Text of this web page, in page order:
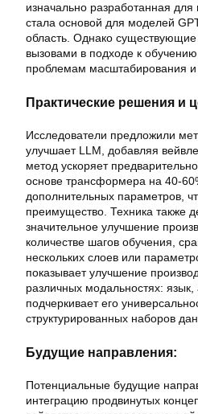
изначально разработанная
стала основой для моделей
область. Однако существующие
вызовами в подходе к
проблемам масштабирования
Практические решения и
Исследователи предложили
улучшает LLM, добавляя
метод ускоряет
основе трансформера на 40-
дополнительных параметров,
преимущество. Техника также
значительное улучшение
количестве шагов обучения,
нескольких слоев или
показывает улучшение
различных модальностях:
подчеркивает его
структурированных наборов
Будущие направления:
Потенциальные будущие
интеграцию продвинутых